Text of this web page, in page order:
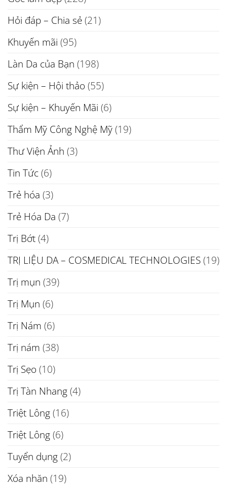
Hỏi đáp – Chia sẻ(21)
Khuyến mãi (95)
Làn Da của Bạn (198)
Sự kiện – Hội thảo (55)
Sự kiện – Khuyến Mãi (6)
Thẩm Mỹ Công Nghệ Mỹ(19)
Thư Viện Ảnh (3)
Tin Tức(6)
Trẻ hóa (3)
Trẻ Hóa Da (7)
Trị Bớt(4)
TRỊ LIỆU DA – COSMEDICAL TECHNOLOGIES(19)
Trị mụn (39)
Trị Mụn (6)
Trị Nám (6)
Trị nám (38)
Trị Sẹo (10)
Trị Tàn Nhang(4)
Triệt Lông(16)
Triệt Lông(6)
Tuyển dụng(2)
Xóa nhăn (19)